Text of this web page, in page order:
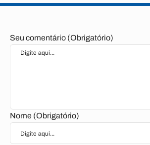
Seu comentário (Obrigatório)
Nome (Obrigatório)